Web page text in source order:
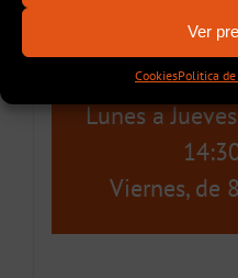
Ver
CookiesPolitica
Lunes a
Viernes, de